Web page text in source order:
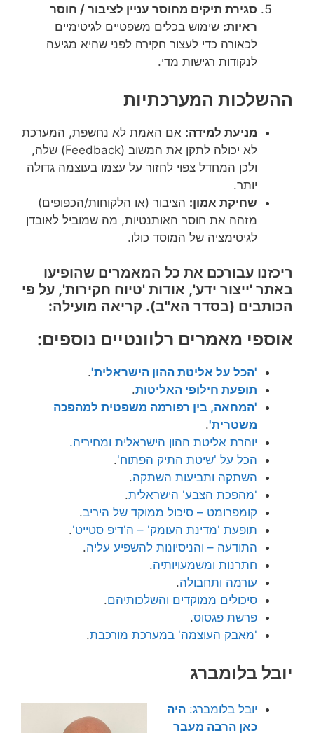
סגירת תיקים מחוסר עניין לציבור / חוסר
ראיות: שימוש בכלים משפטיים לגיטימיים
לכאורה כדי לעצור חקירה לפני שהיא מגיעה
לנקודות רגישות מדי.
ההשלכות המערכתיות
מניעת למידה: אם האמת לא נחשפת, המערכת
לא יכולה לתקן את המשוב (Feedback) שלה,
ולכן המחדל צפוי לחזור על עצמו בעוצמה גדולה
יותר.
שחיקת אמון: הציבור (או הלקוחות/הכפופים)
מזהה את חוסר האותנטיות, מה שמוביל לאובדן
לגיטימציה של המוסד כולו.
ריכזנו עבורכם את כל המאמרים שהופיעו
באתר 'ייצור ידע', אודות 'טיוח חקירות', על פי
הכותבים (בסדר הא"ב). קריאה מועילה:
אוספי מאמרים רלוונטיים נוספים:
'הכל על אליטת ההון הישראלית'.
תופעת חילופי האליטות.
'המחאה, בין רפורמה משפטית למהפכה
משטרית'.
יוהרת אליטת ההון הישראלית ומחיריה.
הכל על 'שיטת התיק הפתוח'.
השתקה ותביעות השתקה.
'מהפכת הצבע' הישראלית.
קומפרומט – סיכול ממוקד של היריב.
תופעת 'מדינת העומק' – ה'דיפ סטייט'.
התודעה – והניסיונות להשפיע עליה.
חתרנות ומשמעויותיה.
עורמה ותחבולה.
סיכולים ממוקדים והשלכותיהם.
פרשת פגסוס.
'מאבק העוצמה' במערכת מורכבת.
יובל בלומברג
יובל בלומברג: היה
כאן הרבה מעבר